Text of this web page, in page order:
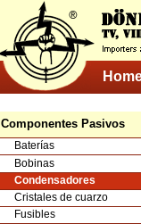
Componentes Pasivos
Baterías
Bobinas
Condensadores
Cristales de cuarzo
Fusibles